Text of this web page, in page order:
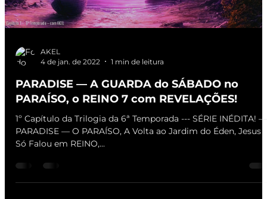
AKEL
4 de jan. de 2022
1 min de leitura
PARADISE — A GUARDA do SÁBADO no
PARAÍSO, o REINO 7 com REVELAÇÕES!
1º Capítulo da Trilogia da 6ª Temporada --- SÉRIE INÉDITA! —
PARADISE — O PARAÍSO, A Volta ao Jardim do Éden, Jesus
Só Falou em REINO,...